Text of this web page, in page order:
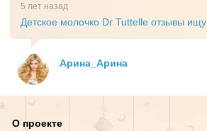
5 лет назад
Детское молочко Dr Tuttelle отзывы ищу
Арина_Арина
О проекте